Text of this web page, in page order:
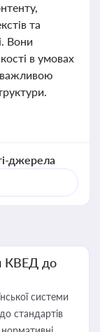
та
Вони
в умовах
джерела
КВЕД до
системи
стандартів